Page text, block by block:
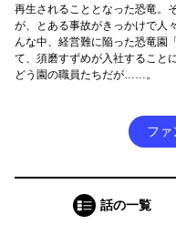
再生されることとなった恐竜。
が、とある事故がきっかけで人
んな中、経営難に陥った恐竜園
て、須磨すずめが入社すること
どう園の職員たちだが……。
ファ
話の一覧